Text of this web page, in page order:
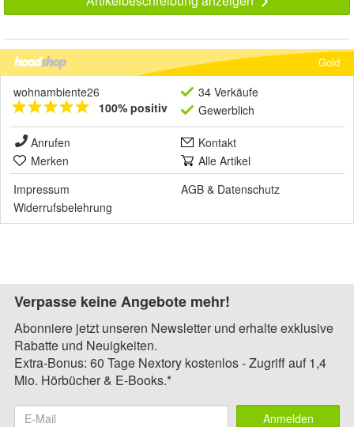
Gold
wohnambiente26
100% positiv
34 Verkäufe
Gewerblich
Anrufen
Kontakt
Merken
Alle Artikel
Impressum
AGB & Datenschutz
Widerrufsbelehrung
Verpasse keine Angebote mehr!
Abonniere jetzt unseren Newsletter und erhalte exklusive
Rabatte und Neuigkeiten.
Extra-Bonus: 60 Tage Nextory kostenlos - Zugriff auf 1,4
Mio. Hörbücher & E-Books.*
Anmelden